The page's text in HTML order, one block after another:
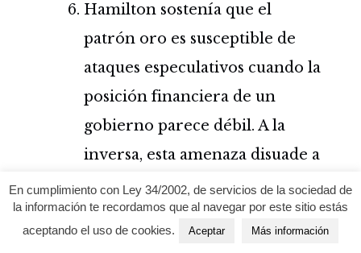
Hamilton sostenía que el
patrón oro es susceptible de
ataques especulativos cuando la
posición financiera de un
gobierno parece débil. A la
inversa, esta amenaza disuade a
los gobiernos de emprender
políticas arriesgadas (véase el
riesgo moral). Por ejemplo,
En cumplimiento con Ley 34/2002, de servicios de la sociedad de
la información te recordamos que al navegar por este sitio estás
aceptando el uso de cookies.
Aceptar Más información